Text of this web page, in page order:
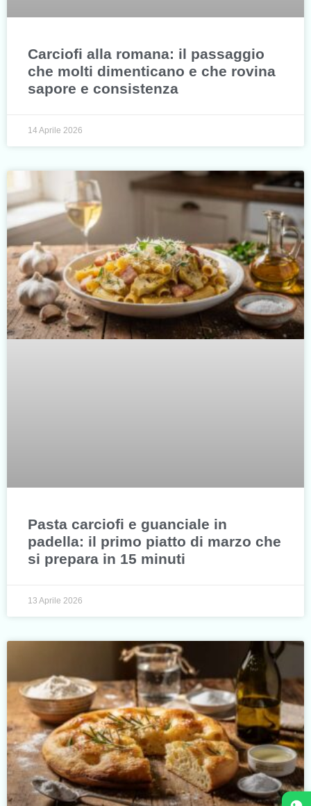
Carciofi alla romana: il passaggio
che molti dimenticano e che rovina
sapore e consistenza
14 Aprile 2026
Pasta carciofi e guanciale in
padella: il primo piatto di marzo che
si prepara in 15 minuti
13 Aprile 2026